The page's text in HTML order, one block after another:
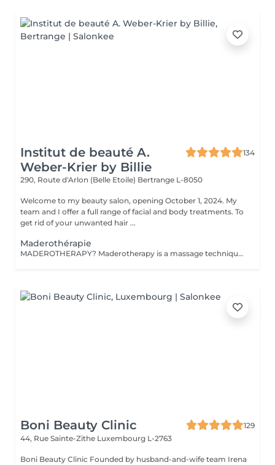
Institut de beauté A.
Weber-Krier by Billie
134
290, Route d'Arlon (Belle Etoile) Bertrange L-8050
Welcome to my beauty salon, opening October 1, 2024. My
team and I offer a full range of facial and body treatments. To
get rid of your unwanted hair ...
Maderothérapie
MADEROTHERAPY? Maderotherapy is a massage technique derived from oriental medicine and which consists of the application of a body or facial massage with wooden instruments, which allows a complete remodeling. The different shapes and sizes of these instruments allow the massage to be applied with more or less intensity, in addition to adapting it to the different parts of the body. Nowadays, this type of massage can be applied to practically the whole body: legs, abdomen, waist, sides, back and arms, as well as to the face and part of the neck (double chin). One of the great advantages of this treatment is that it is completely natural since it is performed with wooden instruments and is non-invasive. Goals: Reduce fat and cellulite. Activate blood and lymphatic circulation. Reduce the contour and shape the silhouette. Drain and tone the skin. Also create a relaxing effect on the musculature. Provide extra hydration to the skin. Stimulate energy balance. FACIAL MADEROTHERAPY it is a perfect complement to rejuvenation treatments, which: has firming and toning effects, activates the blood and lymphatic circulation of the face, thus helping to improve the appearance of the skin, activates the production of collagen and elastin, also acts on the muscles of the face, providing tone.
Boni Beauty Clinic
129
44, Rue Sainte-Zithe Luxembourg L-2763
Boni Beauty Clinic Founded by husband-and-wife team Irena